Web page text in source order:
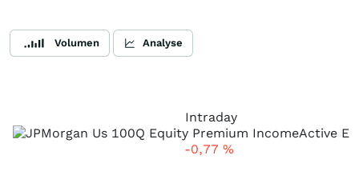
Volumen Analyse
Intraday
-0,77 %